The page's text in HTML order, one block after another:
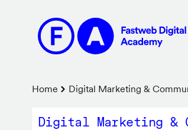
contenuto
principale
Briciole
di
Home Digital Marketing &
Digital Marketing &